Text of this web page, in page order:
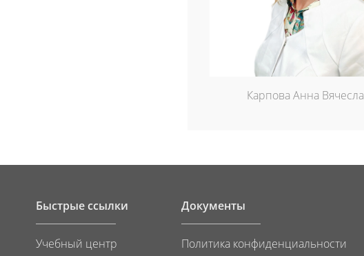
Карпова Анна
Быстрые ссылки
Учебный центр
Документы
Политика конфиденциальности